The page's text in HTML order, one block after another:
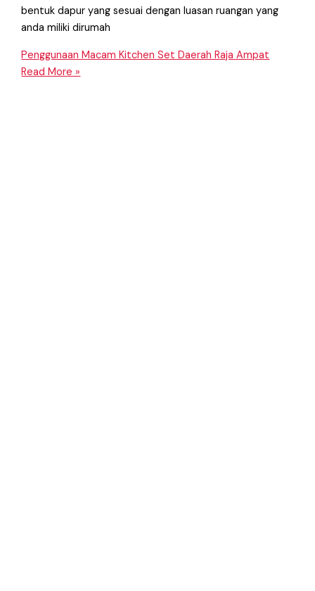
bentuk dapur yang sesuai dengan luasan ruangan yang
anda miliki dirumah
Penggunaan Macam Kitchen Set Daerah Raja Ampat
Read More »